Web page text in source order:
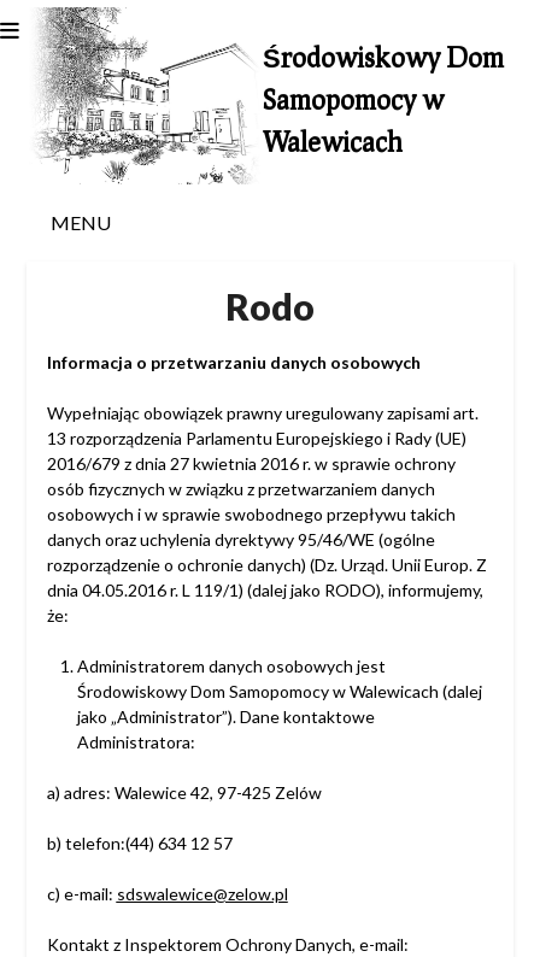
to
content
Środowiskowy Dom
Samopomocy w
Walewicach
MENU
Rodo
Informacja o przetwarzaniu danych osobowych
Wypełniając obowiązek prawny uregulowany zapisami art.
13 rozporządzenia Parlamentu Europejskiego i Rady (UE)
2016/679 z dnia 27 kwietnia 2016 r. w sprawie ochrony
osób fizycznych w związku z przetwarzaniem danych
osobowych i w sprawie swobodnego przepływu takich
danych oraz uchylenia dyrektywy 95/46/WE (ogólne
rozporządzenie o ochronie danych) (Dz. Urząd. Unii Europ. Z
dnia 04.05.2016 r. L 119/1) (dalej jako RODO), informujemy,
że:
Administratorem danych osobowych jest
Środowiskowy Dom Samopomocy w Walewicach (dalej
jako „Administrator”). Dane kontaktowe
Administratora:
a) adres: Walewice 42, 97-425 Zelów
b) telefon:(44) 634 12 57
c) e-mail: sdswalewice@zelow.pl
Kontakt z Inspektorem Ochrony Danych, e-mail: